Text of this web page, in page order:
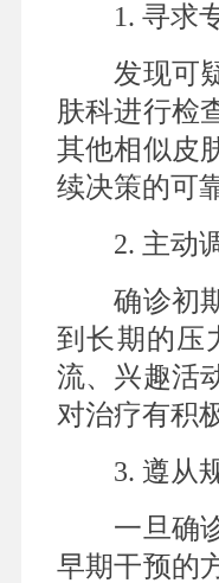
1. 寻求专
发现可疑
肤科进行检
其他相似皮
续决策的可
2. 主动调
确诊初期
到长期的压
流、兴趣活
对治疗有积
3. 遵从规
一旦确诊
早期干预的